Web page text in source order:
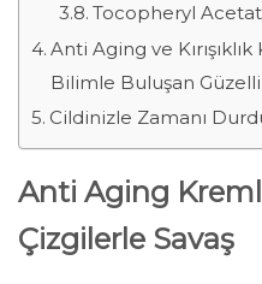
Tocopheryl
Anti Aging ve
Bilimle Buluşan
Cildinizle Zamanı
Anti Aging
Çizgilerle Savaş